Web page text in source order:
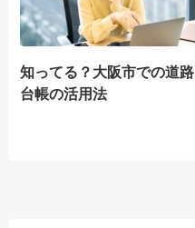
知ってる？大阪市での道路
台帳の活用法